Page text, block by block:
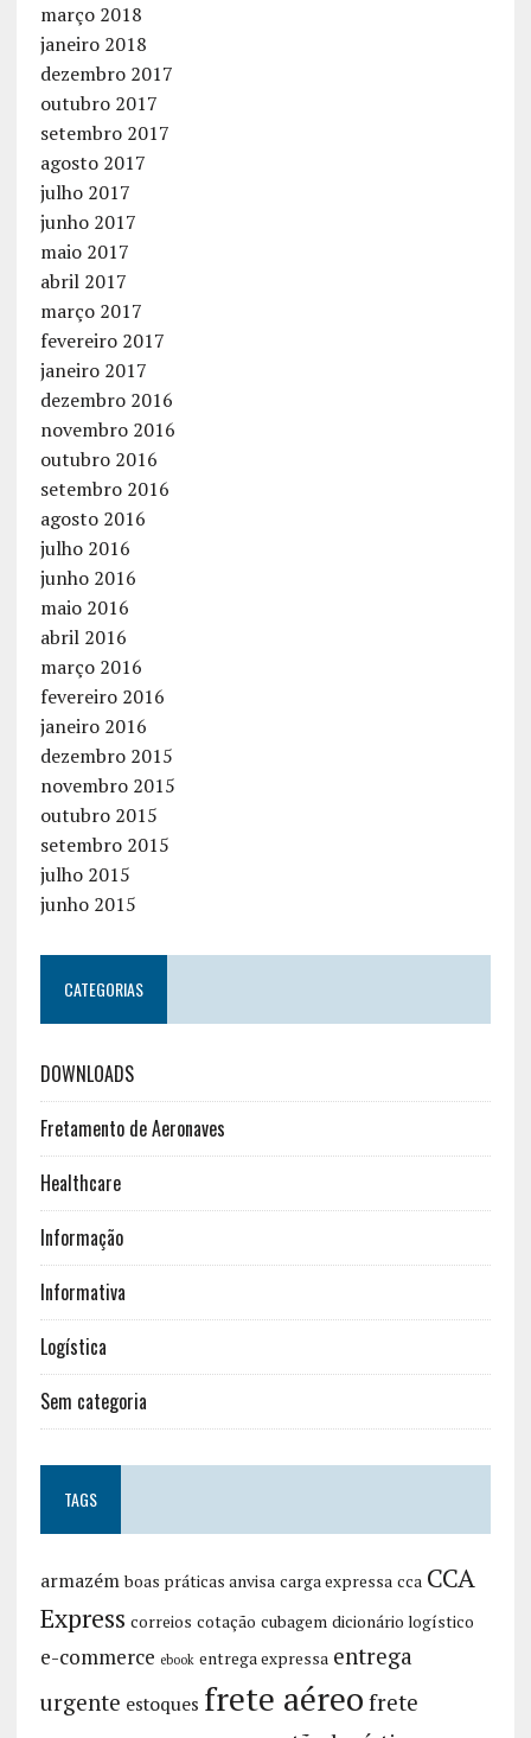
março 2018
janeiro 2018
dezembro 2017
outubro 2017
setembro 2017
agosto 2017
julho 2017
junho 2017
maio 2017
abril 2017
março 2017
fevereiro 2017
janeiro 2017
dezembro 2016
novembro 2016
outubro 2016
setembro 2016
agosto 2016
julho 2016
junho 2016
maio 2016
abril 2016
março 2016
fevereiro 2016
janeiro 2016
dezembro 2015
novembro 2015
outubro 2015
setembro 2015
julho 2015
junho 2015
CATEGORIAS
DOWNLOADS
Fretamento de Aeronaves
Healthcare
Informação
Informativa
Logística
Sem categoria
TAGS
armazém boas práticas anvisa carga expressa cca CCA
Express correios cotação cubagem dicionário logístico
e-commerce ebook entrega expressa entrega
urgente estoques frete aéreo frete